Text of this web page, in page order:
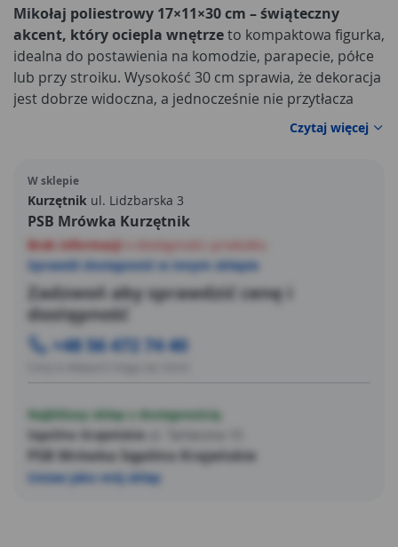
Mikołaj poliestrowy 17×11×30 cm – świąteczny
akcent, który ociepla wnętrzeto kompaktowa figurka,
idealna do postawienia na komodzie, parapecie, półce
lub przy stroiku. Wysokość 30 cm sprawia, że dekoracja
jest dobrze widoczna, a jednocześnie nie przytłacza
aranżacji – świetnie dopełnia kompozycje z lampkami
LED, świecami i gałązkami iglastymi. Proporcje 17×11
pewnie stoi i prezentuje się elegancko zarówno solo, jak
i w towarzystwie innych ozdób.
Czytaj więcej
W sklepie
Kurzętnik ul. Lidzbarska 3
PSB Mrówka Kurzętnik
Brak informacji
Sprawdź dostępność w innym sklepie
Zadzwoń aby sprawdzić cenę i
dostępność
+48 56 472 74 40
Najbliższy sklep z dostępnością
Sępólno Krajeńskie
PSB Mrówka Sępólno Krajeńskie
Ustaw jako mój sklep